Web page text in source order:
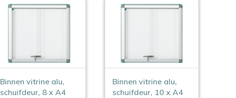
Binnen vitrine alu,
schuifdeur, 8 x A4
Binnen vitrine alu,
schuifdeur, 10 x A4